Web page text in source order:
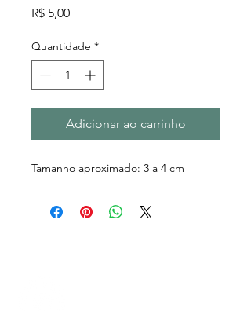
R$ 5,00Preço
Quantidade *
Adicionar ao carrinho
Tamanho aproximado: 3 a 4 cm